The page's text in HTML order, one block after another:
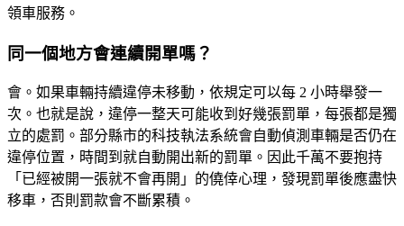
領車服務。
同一個地方會連續開單嗎？
會。如果車輛持續違停未移動，依規定可以每 2 小時舉發一
次 。也就是說，違停一整天可能收到好幾張罰單，每張都是獨
立的處罰。部分縣市的科技執法系統會自動偵測車輛是否仍在
違停位置，時間到就自動開出新的罰單。因此千萬不要抱持
「已經被開一張就不會再開」的僥倖心理，發現罰單後應盡快
移車，否則罰款會不斷累積。